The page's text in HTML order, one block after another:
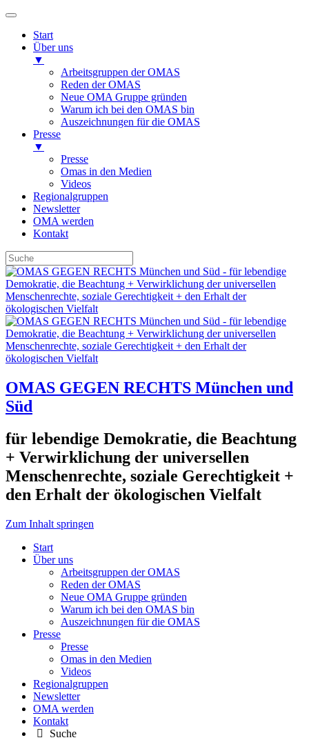
Start
Über uns
▼
Arbeitsgruppen der OMAS
Reden der OMAS
Neue OMA Gruppe gründen
Warum ich bei den OMAS bin
Auszeichnungen für die OMAS
Presse
▼
Presse
Omas in den Medien
Videos
Regionalgruppen
Newsletter
OMA werden
Kontakt
OMAS GEGEN RECHTS München und
Süd
für lebendige Demokratie, die Beachtung
+ Verwirklichung der universellen
Menschenrechte, soziale Gerechtigkeit +
den Erhalt der ökologischen Vielfalt
Zum Inhalt springen
Start
Über uns
Arbeitsgruppen der OMAS
Reden der OMAS
Neue OMA Gruppe gründen
Warum ich bei den OMAS bin
Auszeichnungen für die OMAS
Presse
Presse
Omas in den Medien
Videos
Regionalgruppen
Newsletter
OMA werden
Kontakt
Suche